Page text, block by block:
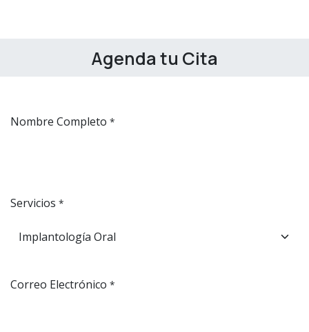
Agenda tu Cita
Nombre Completo *
Servicios *
Correo Electrónico *